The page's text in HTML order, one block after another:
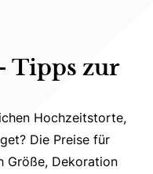
Tipps zur
Hochzeitstorte,
Hochzeitstorte,
Die Preise für
Größe, Dekoration